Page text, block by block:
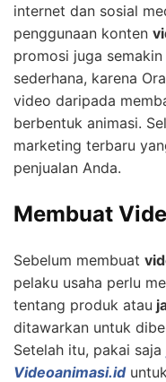
internet dan sosial
penggunaan konten
promosi juga
sederhana, karena
video daripada
berbentuk animasi.
marketing terbaru
penjualan Anda.
Membuat
Sebelum membuat
pelaku usaha perlu
tentang produk atau
ditawarkan untuk
Setelah itu, pakai saja
Videoanimasi.id